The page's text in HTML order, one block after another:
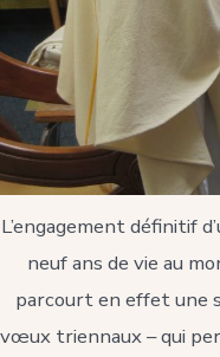
L’engagement définitif
neuf ans de vie au
parcourt en effet une
vœux triennaux – qui